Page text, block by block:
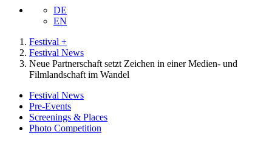
DE
EN
Festival +
Festival News
Neue Partnerschaft setzt Zeichen in einer Medien- und
Filmlandschaft im Wandel
Festival News
Pre-Events
Screenings & Places
Photo Competition